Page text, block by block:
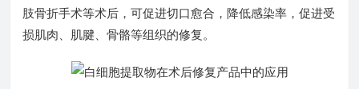
肢骨折手术等术后，可促进切口愈合，降低感染率，促进受
损肌肉、肌腱、骨骼等组织的修复。